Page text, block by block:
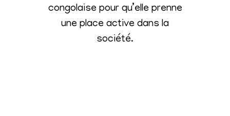
congolaise pour qu’elle prenne
une place active dans la
société.